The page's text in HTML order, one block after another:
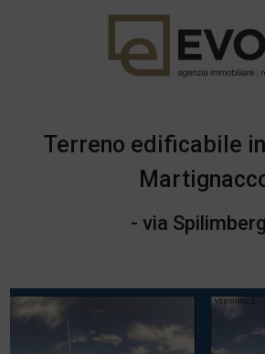
Terreno edificabile
- via